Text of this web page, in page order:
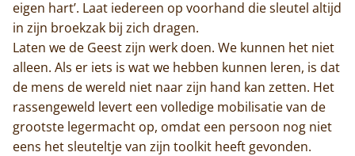
eigen hart’. Laat iedereen op voorhand die sleutel altijd
in zijn broekzak bij zich dragen.
Laten we de Geest zijn werk doen. We kunnen het niet
alleen. Als er iets is wat we hebben kunnen leren, is dat
de mens de wereld niet naar zijn hand kan zetten. Het
rassengeweld levert een volledige mobilisatie van de
grootste legermacht op, omdat een persoon nog niet
eens het sleuteltje van zijn toolkit heeft gevonden.